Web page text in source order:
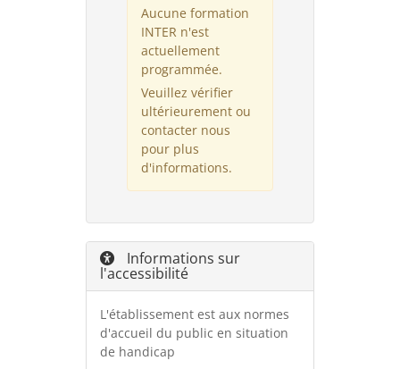
Aucune formation
INTER n'est
actuellement
programmée.
Veuillez vérifier
ultérieurement ou
contacter nous
pour plus
d'informations.
Informations sur
l'accessibilité
L'établissement est aux normes
d'accueil du public en situation
de handicap